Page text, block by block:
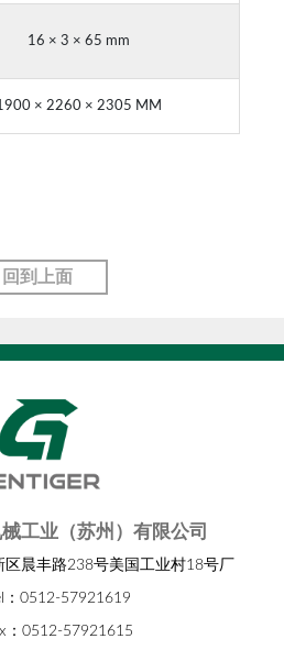
16 × 3 × 65 mm
× 2260 × 2305 MM
回到上面
工业（苏州）有限公司
晨丰路238号美国工业村18号厂
：0512-57921619
：0512-57921615